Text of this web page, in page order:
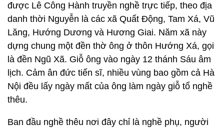
được Lê Công Hành truyền nghề trực tiếp, theo địa
danh thời Nguyễn là các xã Quất Động, Tam Xá, Vũ
Lăng, Hướng Dương và Hương Giai. Năm xã này
dựng chung một đền thờ ông ở thôn Hướng Xá, gọi
là đền Ngũ Xã. Giỗ ông vào ngày 12 thánh Sáu âm
lịch. Cảm ân đức tiến sĩ, nhiều vùng bao gồm cả Hà
Nội đều lấy ngày mất của ông làm ngày giỗ tổ nghề
thêu.
Ban đầu nghề thêu nơi đây chỉ là nghề phụ, người